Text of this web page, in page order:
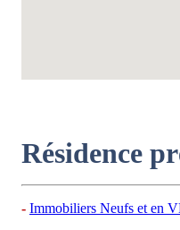
Résidence
Immobiliers Neufs et en